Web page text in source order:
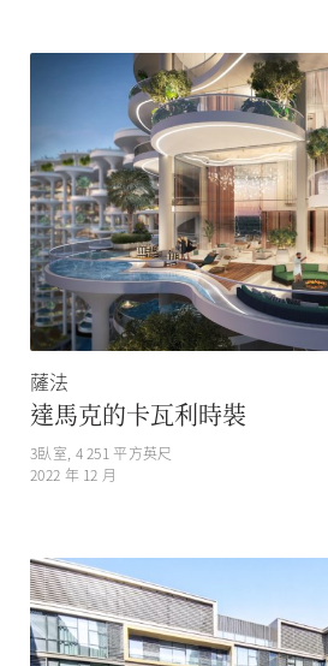
薩法
達馬克的卡瓦利時裝
3臥室, 4 251 平方英尺
2022 年 12 月